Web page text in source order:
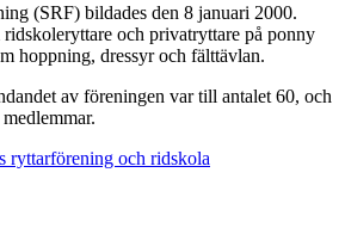
(SRF) bildades den 8 januari 2000.
och privatryttare på ponny
hoppning, dressyr och fälttävlan.
av föreningen var till antalet 60, och
ryttarförening och ridskola